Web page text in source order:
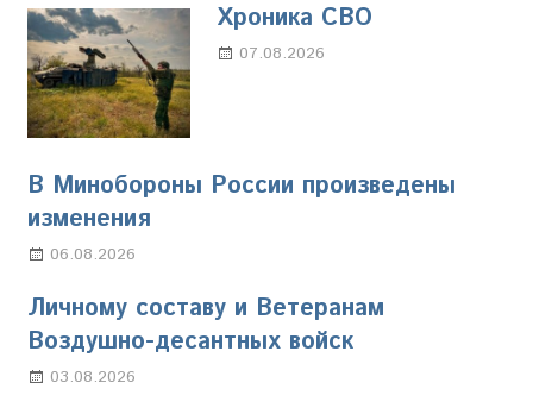
Хроника СВО
07.08.2026
В Минобороны России произведены
изменения
06.08.2026
Личному составу и Ветеранам
Воздушно-десантных войск
03.08.2026